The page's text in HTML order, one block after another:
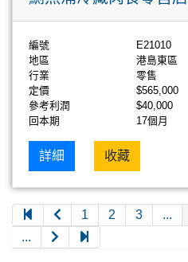
編號
E21010
地區
港島東區
行業
零售
定價
$565,000
參考利潤
$40,000
回本期
17個月
詳細 收藏
1 2 3 ...
...